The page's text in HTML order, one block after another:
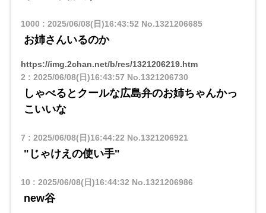
1000 : 2025/06/08(日)16:43:52 No.1321206685
お姉さんいるのか
https://img.2chan.net/b/res/1321206219.htm
2 : 2025/06/08(日)16:43:57 No.1321206730
しゃべるとクールな広島弁のお姉ちゃんかっ
こいいな
7 : 2025/06/08(日)16:44:22 No.1321206921
"じゃけえの使い手"
10 : 2025/06/08(日)16:44:32 No.1321206986
new谷